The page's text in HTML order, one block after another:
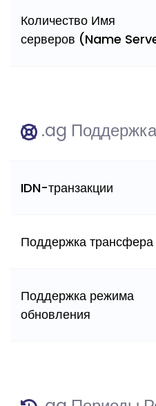
Количество Имя
серверов (Name
.ag
IDN-транзакции
Поддержка трансфера
Поддержка режима
обновления